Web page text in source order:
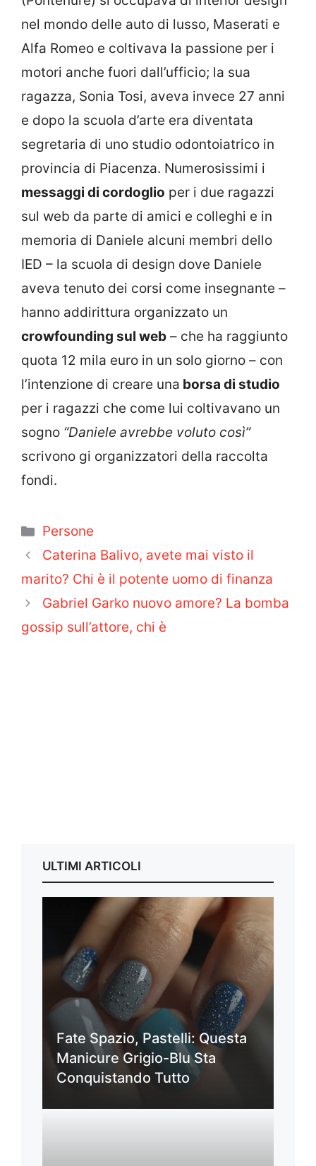
nel mondo delle auto di lusso, Maserati e
Alfa Romeo e coltivava la passione per i
motori anche fuori dall’ufficio; la sua
ragazza, Sonia Tosi, aveva invece 27 anni
e dopo la scuola d’arte era diventata
segretaria di uno studio odontoiatrico in
provincia di Piacenza. Numerosissimi i
messaggi di cordoglio per i due ragazzi
sul web da parte di amici e colleghi e in
memoria di Daniele alcuni membri dello
IED – la scuola di design dove Daniele
aveva tenuto dei corsi come insegnante –
hanno addirittura organizzato un
crowfounding sul web – che ha raggiunto
quota 12 mila euro in un solo giorno – con
l’intenzione di creare una borsa di studio
per i ragazzi che come lui coltivavano un
sogno “Daniele avrebbe voluto così”
scrivono gi organizzatori della raccolta
fondi.
Categorie
Persone
Caterina Balivo, avete mai visto il
marito? Chi è il potente uomo di finanza
Gabriel Garko nuovo amore? La bomba
gossip sull’attore, chi è
ULTIMI ARTICOLI
Fate Spazio, Pastelli: Questa
Manicure Grigio-Blu Sta
Conquistando Tutto